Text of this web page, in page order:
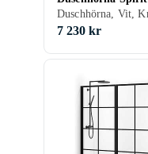
Rund 80x80
7 230 kr